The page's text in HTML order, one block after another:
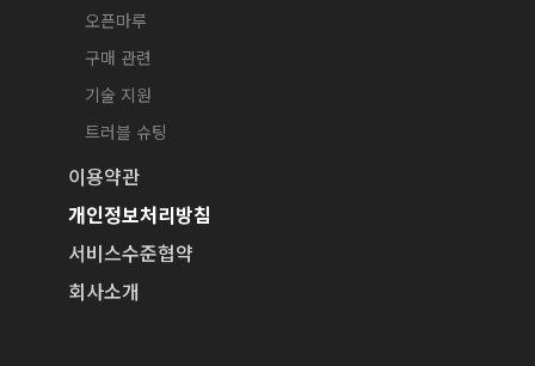
오픈마루
구매 관련
기술 지원
트러블 슈팅
이용약관
개인정보처리방침
서비스수준협약
회사소개